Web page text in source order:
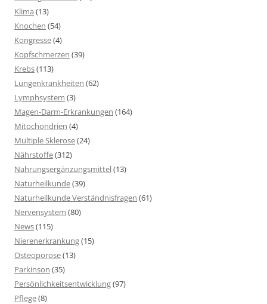
Klima (13)
Knochen (54)
Kongresse(4)
Kopfschmerzen (39)
Krebs(113)
Lungenkrankheiten (62)
Lymphsystem (3)
Magen-Darm-Erkrankungen (164)
Mitochondrien (4)
Multiple Sklerose(24)
Nährstoffe(312)
Nahrungsergänzungsmittel(13)
Naturheilkunde(39)
Naturheilkunde Verständnisfragen (61)
Nervensystem (80)
News(115)
Nierenerkrankung(15)
Osteoporose(13)
Parkinson (35)
Persönlichkeitsentwicklung(97)
Pflege(8)